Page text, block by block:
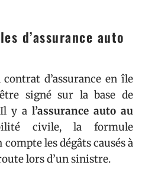
d’assurance auto
d’assurance en île
signé sur la base de
y a l’assurance auto au
civile, la formule
les dégâts causés à
lors d’un sinistre.